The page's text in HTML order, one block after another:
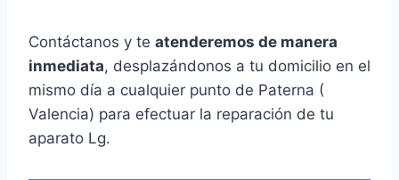
Contáctanos y te atenderemos de manera
inmediata, desplazándonos a tu domicilio en el
mismo día a cualquier punto de Paterna (
Valencia) para efectuar la reparación de tu
aparato Lg.